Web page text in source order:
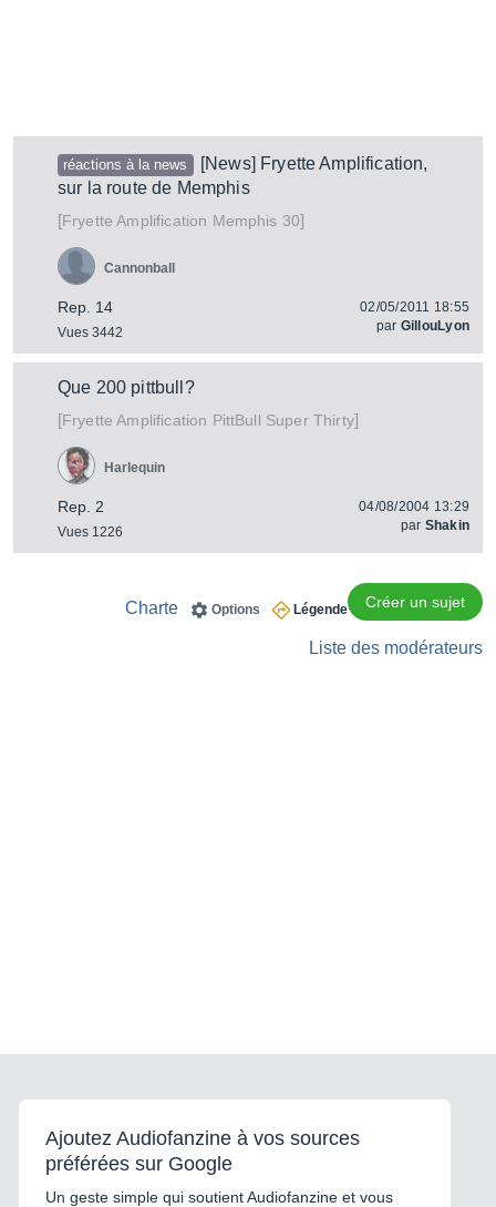
réactions à la news
[News] Fryette Amplification,
sur la route de Memphis
[Fryette Amplification Memphis 30]
Rep. 14
Vues 3442
Cannonball
02/05/2011 18:55
par GillouLyon
Que 200 pittbull?
[Fryette Amplification PittBull Super Thirty]
Rep. 2
Vues 1226
Harlequin
04/08/2004 13:29
par Shakin
Créer un sujet
Légende
Options
Charte
Liste des modérateurs
Ajoutez Audiofanzine à vos sources
préférées sur Google
Un geste simple qui soutient Audiofanzine et vous